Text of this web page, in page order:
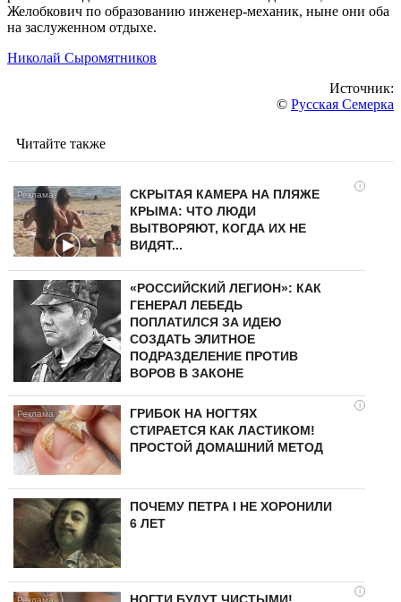
Желобкович по образованию инженер-механик, ныне они оба
на заслуженном отдыхе.
Николай Сыромятников
Источник:
© Русская Семерка
Читайте также
i
СКРЫТАЯ КАМЕРА НА ПЛЯЖЕ
КРЫМА: ЧТО ЛЮДИ
ВЫТВОРЯЮТ, КОГДА ИХ НЕ
ВИДЯТ...
«РОССИЙСКИЙ ЛЕГИОН»: КАК
ГЕНЕРАЛ ЛЕБЕДЬ
ПОПЛАТИЛСЯ ЗА ИДЕЮ
СОЗДАТЬ ЭЛИТНОЕ
ПОДРАЗДЕЛЕНИЕ ПРОТИВ
ВОРОВ В ЗАКОНЕ
i
ГРИБОК НА НОГТЯХ
СТИРАЕТСЯ КАК ЛАСТИКОМ!
ПРОСТОЙ ДОМАШНИЙ МЕТОД
ПОЧЕМУ ПЕТРА I НЕ ХОРОНИЛИ
6 ЛЕТ
i